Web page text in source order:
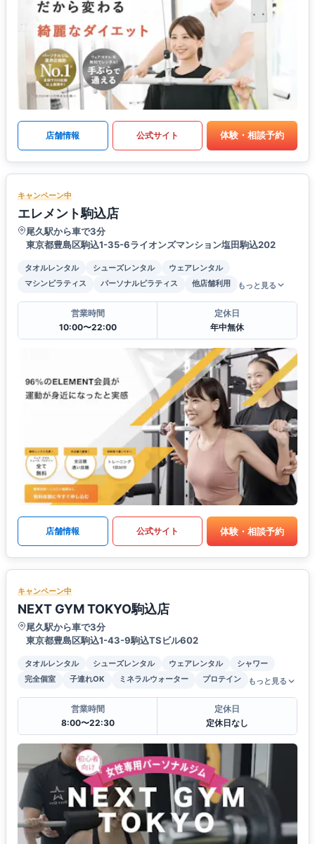
店舗情報 公式サイト 体験・相談予約
キャンペーン中
エレメント駒込店
尾久駅から車で3分
東京都豊島区駒込1-35-6ライオンズマンション塩田駒込202
タオルレンタル シューズレンタル
ウェアレンタル
マシンピラティス
パーソナルピラティス 他店舗利用 もっと見る
営業時間
10:00〜22:00
定休日
年中無休
店舗情報 公式サイト 体験・相談予約
キャンペーン中
NEXT GYM TOKYO駒込店
尾久駅から車で3分
東京都豊島区駒込1-43-9駒込TSビル602
タオルレンタル シューズレンタル ウェアレンタル
シャワー
完全個室
子連れOK ミネラルウォーター プロテイン もっと見る
営業時間
8:00〜22:30
定休日
定休日なし